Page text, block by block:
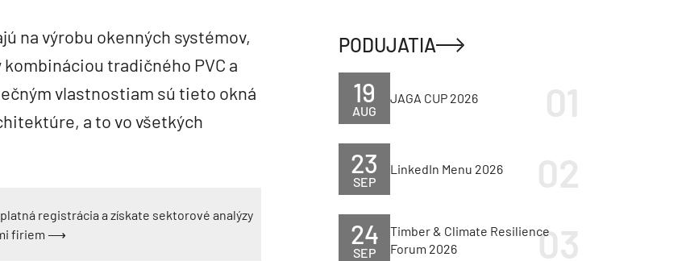
na výrobu okenných systémov,
tradičného PVC a
vlastnostiam sú tieto okná
a to vo všetkých
registrácia a získate sektorové analýzy
firiem ⟶
PODUJATIA
AUG
19 JAGA CUP 2026
SEP
23 LinkedIn Menu 2026
SEP
24
Timber & Climate Resilience
Forum 2026